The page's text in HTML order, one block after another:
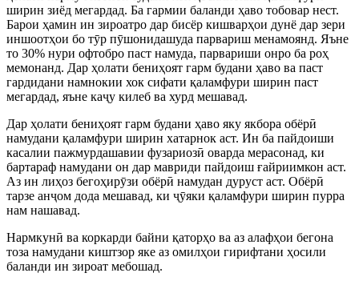
ширин зиёд мегардад. Ба гармии баланди ҳаво тобовар нест.
Барои ҳамин ин зироатро дар бисёр кишварҳои дунё дар зери
иншоотҳои бо тӯр пӯшонидашуда парвариш менамоянд. Яъне
то 30% нури офтобро паст намуда, парвариши онро ба роҳ
мемонанд. Дар ҳолати бениҳоят гарм будани ҳаво ва паст
гардидани намнокии хок сифати қаламфури ширин паст
мегардад, яъне каҷу килеб ва хурд мешавад.
Дар ҳолати бениҳоят гарм будани ҳаво яку якбора обёрӣ
намудани қаламфури ширин хатарнок аст. Ин ба пайдоиши
касалии пажмурдашавии фузариозӣ оварда мерасонад, ки
бартараф намудани он дар мавриди пайдоиш ғайриимкон аст.
Аз ин лиҳоз бегоҳирӯзи обёрӣ намудан дуруст аст. Обёрӣ
тарзе анҷом дода мешавад, ки ҷӯяки қаламфури ширин пурра
нам нашавад.
Нармкунӣ ва коркарди байни қаторҳо ва аз алафҳои бегона
тоза намудани киштзор яке аз омилҳои гирифтани ҳосили
баланди ин зироат мебошад.